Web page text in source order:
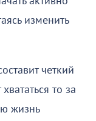
изменить
четкий
то за
жизнь